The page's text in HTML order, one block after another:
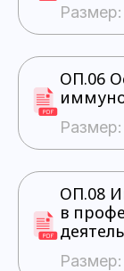
ОП.06
ОП.08
в